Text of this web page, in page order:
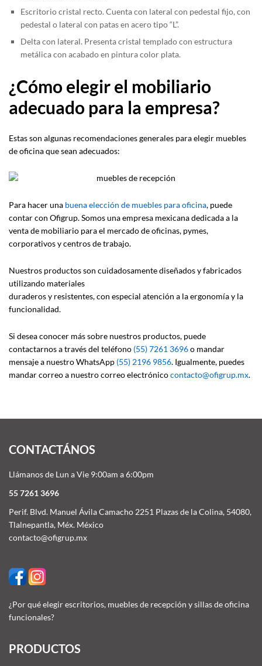
Escritorio cristal recto. Cuenta con lateral con pedestal fijo, con
pedestal o lateral con patas en acero tipo “L”.
Delta con lateral. Presenta cristal templado con estructura
metálica con acabado en pintura color plata.
¿Cómo elegir el mobiliario
adecuado para la empresa?
Estas son algunas recomendaciones generales para elegir muebles
de oficina que sean adecuados:
Para hacer una buena elección de muebles para oficina, puede
contar con Ofigrup. Somos una empresa mexicana dedicada a la
venta de mobiliario para el mercado de oficinas, pymes,
corporativos y centros de trabajo.
Nuestros productos son cuidadosamente diseñados y fabricados
utilizando materiales
duraderos y resistentes, con especial atención a la ergonomía y la
funcionalidad.
Si desea conocer más sobre nuestros productos, puede
contactarnos a través del teléfono (55) 7261 3696o mandar
mensaje a nuestro WhatsApp (55) 2196 9856. Igualmente, puedes
mandar correo a nuestro correo electrónicocontacto@ofigrup.mx.
CONTACTÁNOS
Llámanos de Lun a Vie 9:00am a 6:00pm
55 7261 3696
Perif. Blvd. Manuel Ávila Camacho 2251 Plazas de la Colina, 54080,
Tlalnepantla, Méx. México
contacto@ofigrup.mx
¿Por qué elegir escritorios, muebles de recepción y sillas de oficina
funcionales?
PRODUCTOS